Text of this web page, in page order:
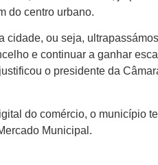
do centro urbano.
cidade, ou seja,
e continuar a ganhar
o presidente da
do comércio, o município
Municipal.